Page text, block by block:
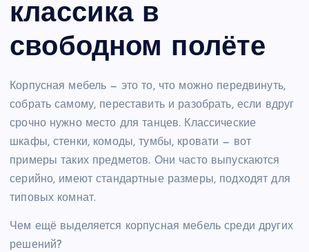
классика в
свободном полёте
Корпусная мебель — это то, что можно передвинуть,
собрать самому, переставить и разобрать, если вдруг
срочно нужно место для танцев. Классические
шкафы, стенки, комоды, тумбы, кровати — вот
примеры таких предметов. Они часто выпускаются
серийно, имеют стандартные размеры, подходят для
типовых комнат.
Чем ещё выделяется корпусная мебель среди других
решений?